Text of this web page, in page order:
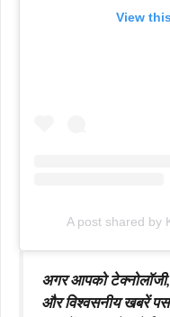
View
A post shared by
अगर आपको
और विश्वसनीय खबरें